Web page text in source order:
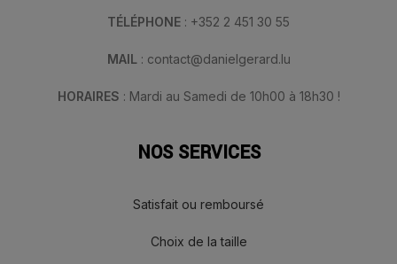
TÉLÉPHONE : +352 2 451 30 55
MAIL : contact@danielgerard.lu
HORAIRES : Mardi au Samedi de 10h00 à 18h30 !
NOS SERVICES
Satisfait ou remboursé
Choix de la taille